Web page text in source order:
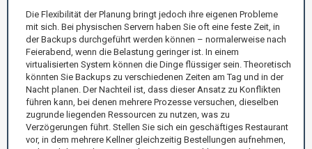
Die Flexibilität der Planung bringt jedoch ihre eigenen Probleme
mit sich. Bei physischen Servern haben Sie oft eine feste Zeit, in
der Backups durchgeführt werden können – normalerweise nach
Feierabend, wenn die Belastung geringer ist. In einem
virtualisierten System können die Dinge flüssiger sein. Theoretisch
könnten Sie Backups zu verschiedenen Zeiten am Tag und in der
Nacht planen. Der Nachteil ist, dass dieser Ansatz zu Konflikten
führen kann, bei denen mehrere Prozesse versuchen, dieselben
zugrunde liegenden Ressourcen zu nutzen, was zu
Verzögerungen führt. Stellen Sie sich ein geschäftiges Restaurant
vor, in dem mehrere Kellner gleichzeitig Bestellungen aufnehmen,